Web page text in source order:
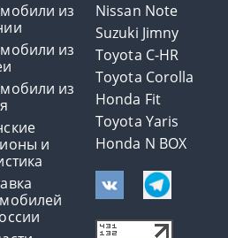
из
из
из
и
Nissan Note
Suzuki Jimny
Toyota C-HR
Toyota Corolla
Honda Fit
Toyota Yaris
Honda N BOX